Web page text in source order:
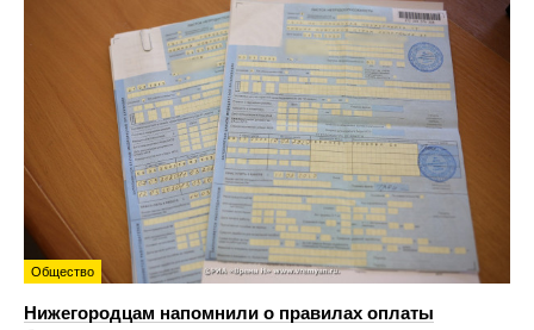
Общество
Нижегородцам напомнили о правилах оплаты